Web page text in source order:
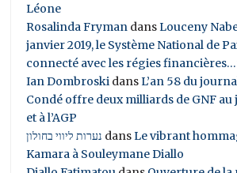
Léone
Rosalinda Fryman dansLouceny
janvier 2019, le Système National de
connecté avec les régies
Ian Dombroski dansL’an 58 du
Condé offre deux milliards de GNF
et à l’AGP
נערות ליווי בחולון dansLe vibrant
Kamara à Souleymane Diallo